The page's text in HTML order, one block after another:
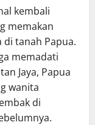
kembali
memakan
tanah Papua.
memadati
Jaya, Papua
wanita
di